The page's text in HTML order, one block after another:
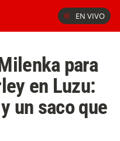
EN VIVO
para
en Luzu:
un saco que